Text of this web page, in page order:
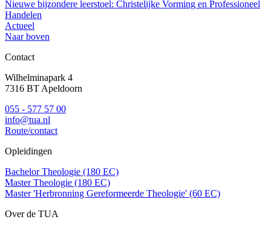
Nieuwe bijzondere leerstoel: Christelijke Vorming en Professioneel
Handelen
Actueel
Naar boven
Contact
Wilhelminapark 4
7316 BT Apeldoorn
055 - 577 57 00
info@tua.nl
Route/contact
Opleidingen
Bachelor Theologie (180 EC)
Master Theologie (180 EC)
Master 'Herbronning Gereformeerde Theologie' (60 EC)
Over de TUA